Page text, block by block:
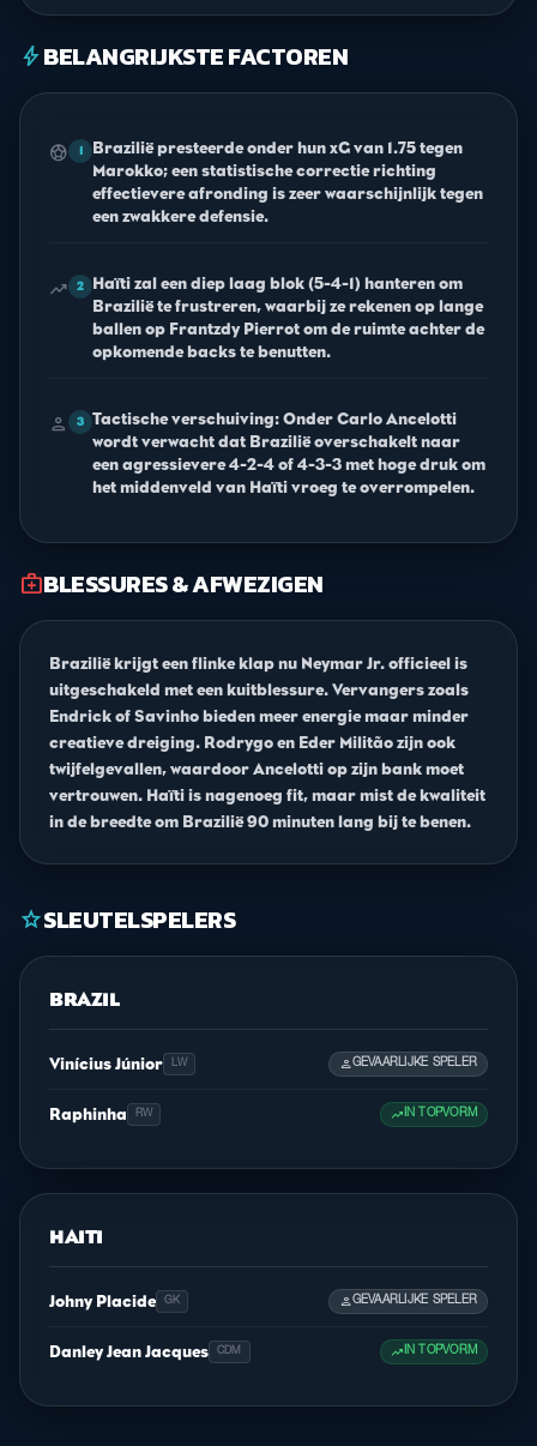
boltBELANGRIJKSTE FACTOREN
sports_soccer 1
Brazilië presteerde onder hun xG van 1.75 tegen
Marokko; een statistische correctie richting
effectievere afronding is zeer waarschijnlijk tegen
een zwakkere defensie.
trending_up 2
Haïti zal een diep laag blok (5-4-1) hanteren om
Brazilië te frustreren, waarbij ze rekenen op lange
ballen op Frantzdy Pierrot om de ruimte achter de
opkomende backs te benutten.
person 3
Tactische verschuiving: Onder Carlo Ancelotti
wordt verwacht dat Brazilië overschakelt naar
een agressievere 4-2-4 of 4-3-3 met hoge druk om
het middenveld van Haïti vroeg te overrompelen.
medical_servicesBLESSURES & AFWEZIGEN
Brazilië krijgt een flinke klap nu Neymar Jr. officieel is
uitgeschakeld met een kuitblessure. Vervangers zoals
Endrick of Savinho bieden meer energie maar minder
creatieve dreiging. Rodrygo en Eder Militão zijn ook
twijfelgevallen, waardoor Ancelotti op zijn bank moet
vertrouwen. Haïti is nagenoeg fit, maar mist de kwaliteit
in de breedte om Brazilië 90 minuten lang bij te benen.
starSLEUTELSPELERS
BRAZIL
Vinícius Júnior LW personGEVAARLIJKE SPELER
Raphinha RW trending_upIN TOPVORM
HAITI
Johny Placide GK personGEVAARLIJKE SPELER
Danley Jean Jacques CDM trending_upIN TOPVORM